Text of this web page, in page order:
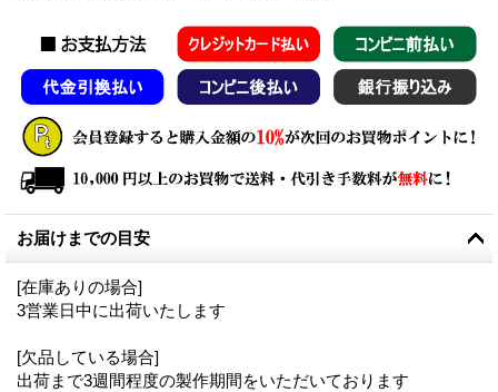
お届けまでの目安
[在庫ありの場合]
3営業日中に出荷いたします
[欠品している場合]
出荷まで3週間程度の製作期間をいただいております